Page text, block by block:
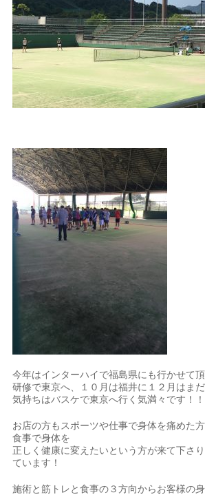
今年はインターハイで福島県にも行かせて
研修で東京へ、１０月は福井に１２月はま
気持ちはバスケで東京へ行く気満々です！！
お店の方もスポーツや仕事で身体を痛めた
食事で身体を
正しく健康に変えたいという方が来て下さ
ています！
施術と筋トレと食事の３方向からお客様の